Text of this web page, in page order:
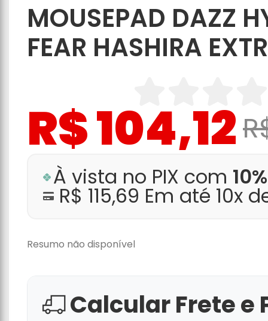
MOUSEPAD DAZZ
FEAR HASHIRA
R$ 104,12
À vista no PIX com
R$ 115,69 Em até 10x
Resumo não disponível
Calcular Frete e